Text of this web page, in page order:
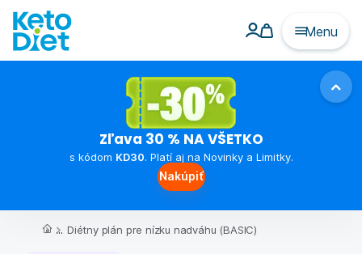
Menu
Zľava 30 % NA VŠETKO
s kódom KD30. Platí aj na Novinky a Limitky.
Nakúpiť
... Diétny plán pre nízku nadváhu (BASIC)